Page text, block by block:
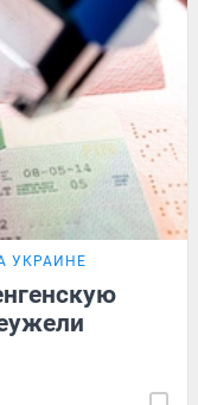
УКРАИНЕ